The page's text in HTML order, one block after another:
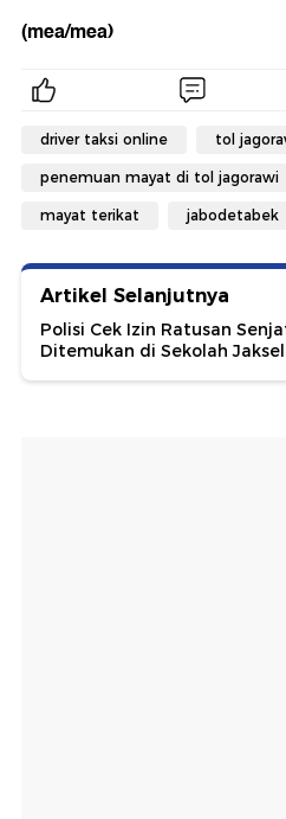
(mea/mea)
driver taksi online tol
penemuan mayat di tol jagorawi
mayat terikat jabodetabek
Artikel Selanjutnya
Polisi Cek Izin Ratusan
Ditemukan di Sekolah Jaksel